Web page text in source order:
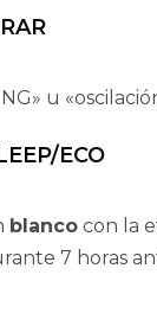
u
ECO
blanco con la
7 horas